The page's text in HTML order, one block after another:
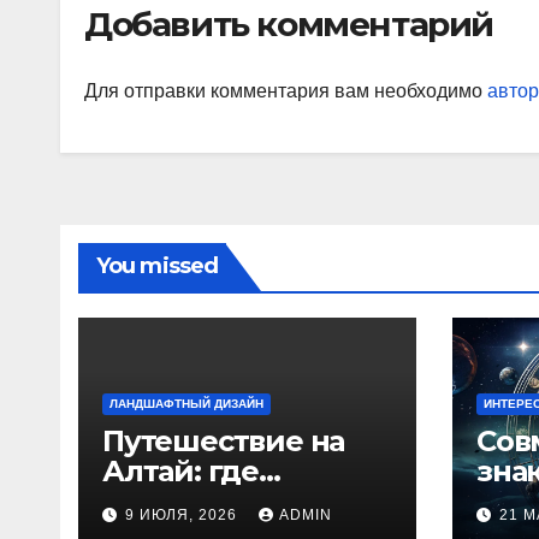
Добавить комментарий
Для отправки комментария вам необходимо
You missed
ЛАНДШАФТНЫЙ ДИЗАЙН
Путешествие на
Алтай: где
природа
встречается с
9 ИЮЛЯ, 2026 ADMIN 21